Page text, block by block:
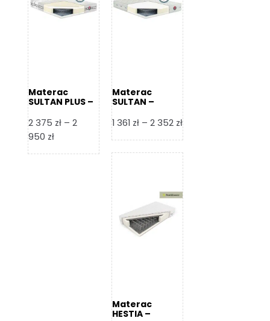
Materac
SULTAN PLUS –
2 375 zł – 2
950 złZakres
Materac
SULTAN –
1 361 zł – 2 352 złZakres
cen:
od
1
361 zł
do
2
352 zł
Materac
HESTIA –